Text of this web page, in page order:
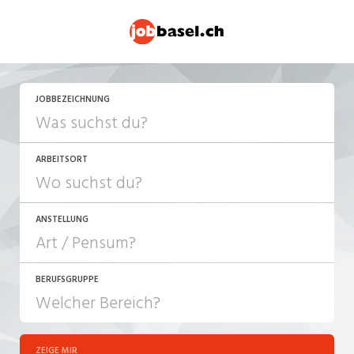
JOBBEZEICHNUNG
ARBEITSORT
ANSTELLUNG
JOB-TYP
Festanstellung
BERUFSGRUPPE
ZEIGE MIR